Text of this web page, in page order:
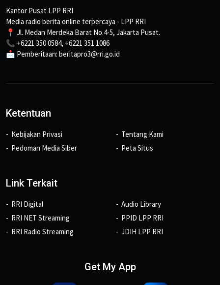
Kantor Pusat LPP RRI
Media radio berita online terpercaya - LPP RRI
📍 Jl. Medan Merdeka Barat No.4-5, Jakarta Pusat.
📞 +6221 350 0584, +6221 351 1086
📩 Pemberitaan: beritapro3@rri.go.id
Ketentuan
Kebijakan Privasi
Pedoman Media Siber
Tentang Kami
Peta Situs
Link Terkait
RRI Digital
RRI NET Streaming
RRI Radio Streaming
Audio Library
PPID LPP RRI
JDIH LPP RRI
Get My App